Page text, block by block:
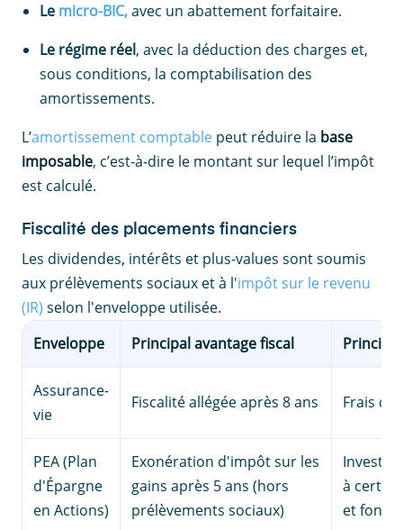
Le micro-BIC,avec un abattement forfaitaire.
Le régime réel, avec la déduction des charges et,
sous conditions, la comptabilisation des
amortissements.
L’amortissement comptable peut réduire la base
imposable, c’est-à-dire le montant sur lequel l’impôt
est calculé.
Fiscalité des placements financiers
Les dividendes, intérêts et plus-values sont soumis
aux prélèvements sociaux et à l'impôt sur le revenu
(IR) selon l'enveloppe utilisée.
Enveloppe
Principal avantage fiscal
Assurance-
vie
Fiscalité allégée après 8 ans Frais de
PEA (Plan
d'Épargne
en Actions)
Exonération d'impôt sur les
gains après 5 ans (hors
prélèvements sociaux)
à
et fonds